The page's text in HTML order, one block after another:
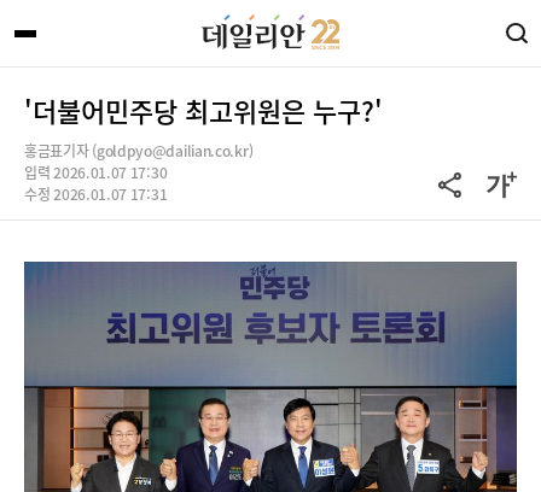
'더불어민주당 최고위원은 누구?'
홍금표기자 (goldpyo@dailian.co.kr)
입력 2026.01.07 17:30
수정 2026.01.07 17:31